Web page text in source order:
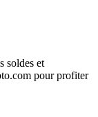
soldes et
pour profiter